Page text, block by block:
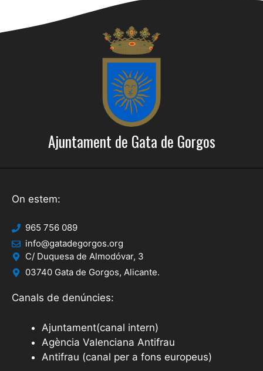
Ajuntament de Gata de Gorgos
On estem:
965 756 089
info@gatadegorgos.org
C/ Duquesa de Almodóvar, 3
03740 Gata de Gorgos, Alicante.
Canals de denúncies:
Ajuntament(canal intern)
Agència Valenciana Antifrau
Antifrau (canal per a fons europeus)